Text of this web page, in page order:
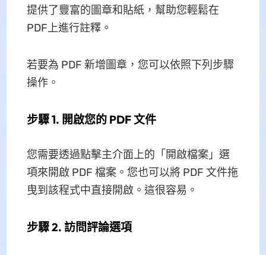
提供了豐富的圖章和貼紙，幫助您輕鬆在
PDF上進行註釋。
若要為 PDF 新增圖章，您可以依照下列步驟
操作。
步驟 1. 開啟您的 PDF 文件
您需要透過點擊主介面上的「開啟檔案」選
項來開啟 PDF 檔案。您也可以將 PDF 文件拖
曳到該程式中直接開啟。這很容易。
步驟 2. 訪問評論選項